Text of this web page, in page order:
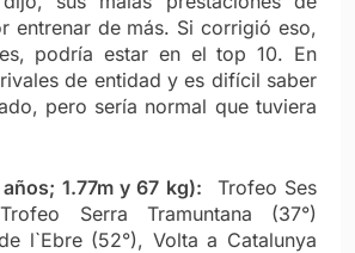
entrenar de más. Si corrigió eso,
podría estar en el top 10. En
de entidad y es difícil saber
pero sería normal que tuviera
1.77m y 67 kg): Trofeo Ses
Serra Tramuntana (37°)
l`Ebre (52°), Volta a Catalunya